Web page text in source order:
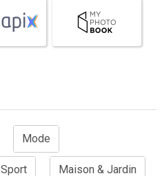
Mode
Sport Maison & Jardin